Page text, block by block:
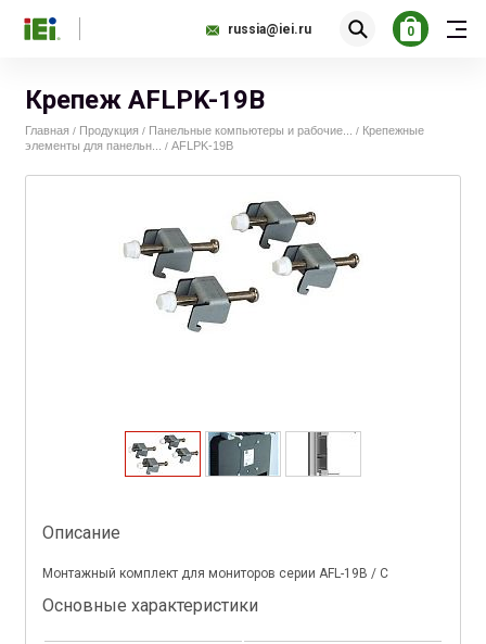
russia@iei.ru 0
Крепеж AFLPK-19B
Главная / Продукция / Панельные компьютеры и рабочие... / Крепежные
элементы для панельн...
/ AFLPK-19B
Описание
Монтажный комплект для мониторов серии AFL-19B / C
Основные характеристики